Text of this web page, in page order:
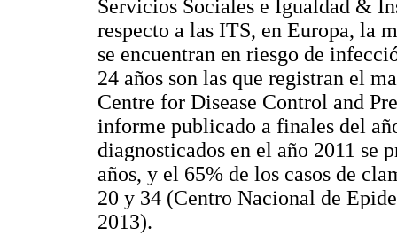
Servicios Sociales e Igualdad &
respecto a las ITS, en Europa, la
se encuentran en riesgo de
24 años son las que registran el
Centre for Disease Control and
informe publicado a finales del
diagnosticados en el año 2011 se
años, y el 65% de los casos de
20 y 34 (Centro Nacional de
2013).